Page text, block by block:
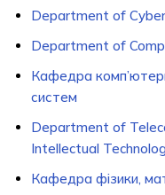
Department of
Department of
Кафедра
систем
Department of
Intellectual
Кафедра фізики,